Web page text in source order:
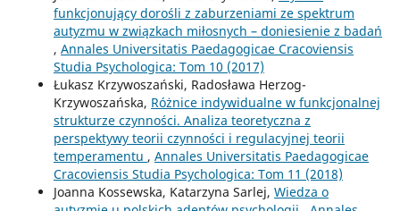
funkcjonujący dorośli z zaburzeniami ze spektrum
autyzmu w związkach miłosnych – doniesienie z badań
, Annales Universitatis Paedagogicae Cracoviensis
Studia Psychologica: Tom 10 (2017)
Łukasz Krzywoszański, Radosława Herzog-
Krzywoszańska, Różnice indywidualne w funkcjonalnej
strukturze czynności. Analiza teoretyczna z
perspektywy teorii czynności i regulacyjnej teorii
temperamentu , Annales Universitatis Paedagogicae
Cracoviensis Studia Psychologica: Tom 11 (2018)
Joanna Kossewska, Katarzyna Sarlej, Wiedza o